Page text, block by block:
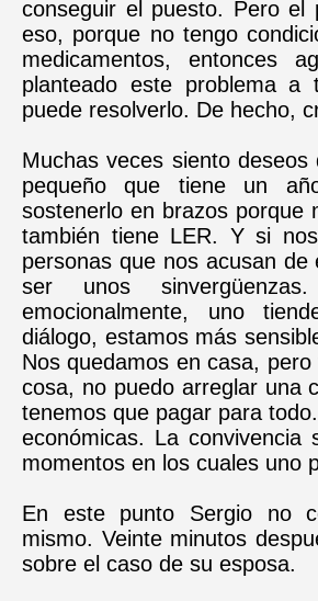
conseguir el puesto. Pero
eso, porque no tengo
medicamentos, entonces
planteado este problema
puede resolverlo. De hecho,
Muchas veces siento
pequeño que tiene un
sostenerlo en brazos
también tiene LER. Y si
personas que nos acusan
ser unos
emocionalmente, uno
diálogo, estamos más
Nos quedamos en casa,
cosa, no puedo arreglar una
tenemos que pagar para
económicas. La convivencia
momentos en los cuales uno
En este punto Sergio no
mismo. Veinte minutos
sobre el caso de su esposa.